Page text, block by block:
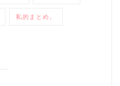
私的まとめ。